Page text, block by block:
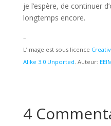
je l’espère, de continuer
longtemps encore.
–
L’image est sous licence
Alike 3.0 Unported. Auteur:
4